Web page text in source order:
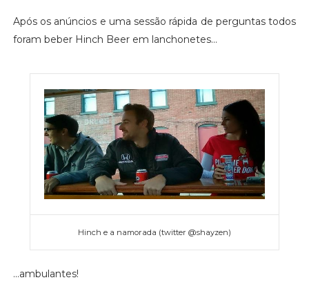
Após os anúncios e uma sessão rápida de perguntas todos
foram beber Hinch Beer em lanchonetes...
Hinch e a namorada (twitter @shayzen)
...ambulantes!